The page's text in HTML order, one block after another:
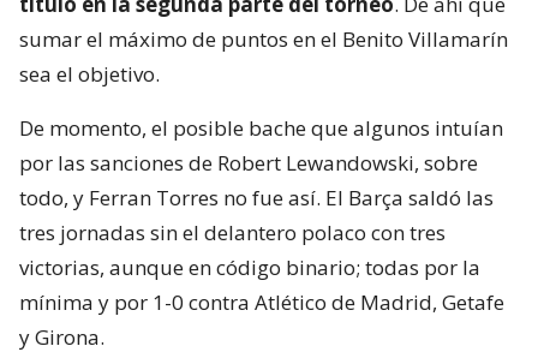
sumar el máximo de puntos en el Benito Villamarín
sea el objetivo.
De momento, el posible bache que algunos intuían
por las sanciones de Robert Lewandowski, sobre
todo, y Ferran Torres no fue así. El Barça saldó las
tres jornadas sin el delantero polaco con tres
victorias, aunque en código binario; todas por la
mínima y por 1-0 contra Atlético de Madrid, Getafe
y Girona.